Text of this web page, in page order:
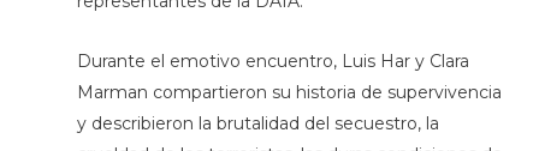
Durante el emotivo encuentro, Luis Har y Clara
Marman compartieron su historia de supervivencia
y describieron la brutalidad del secuestro, la